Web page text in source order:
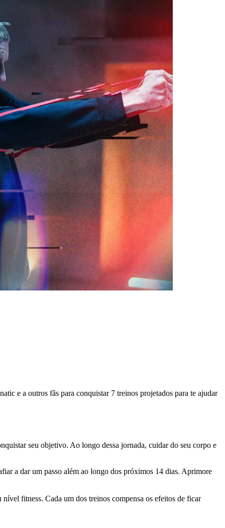
e a outros fãs para conquistar 7 treinos projetados para te ajudar
seu objetivo. Ao longo dessa jornada, cuidar do seu corpo e
a dar um passo além ao longo dos próximos 14 dias. Aprimore
fitness. Cada um dos treinos compensa os efeitos de ficar